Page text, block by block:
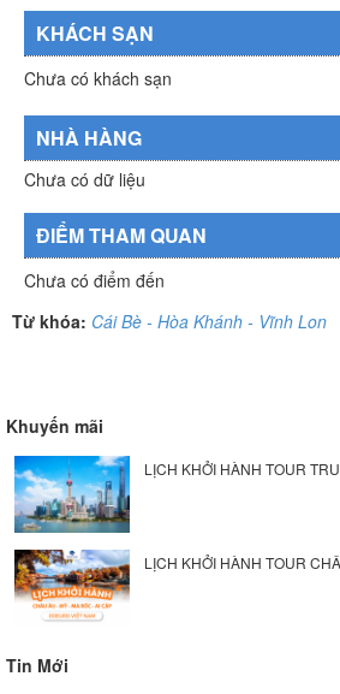
KHÁCH SẠN
Chưa có khách sạn
NHÀ HÀNG
Chưa có dữ liệu
ĐIỂM THAM QUAN
Chưa có điểm đến
Từ khóa: Cái Bè - Hòa Khánh - Vĩnh Lon
Khuyến mãi
LỊCH KHỞI HÀNH TOUR
LỊCH KHỞI HÀNH TOUR
Tin Mới